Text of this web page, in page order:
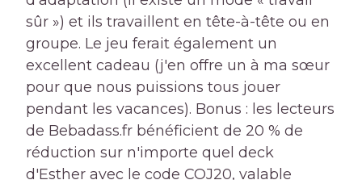
sûr ») et ils travaillent en tête-à-tête ou en
groupe. Le jeu ferait également un
excellent cadeau (j'en offre un à ma sœur
pour que nous puissions tous jouer
pendant les vacances). Bonus : les lecteurs
de Bebadass.fr bénéficient de 20 % de
réduction sur n'importe quel deck
d'Esther avec le code COJ20, valable